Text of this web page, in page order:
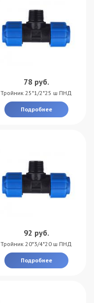
78 руб.
Тройник 25*1/2*25 ш ПНД
Подробнее
92 руб.
Тройник 20*3/4*20 ш ПНД
Подробнее